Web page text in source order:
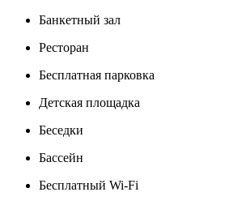
Банкетный зал
Ресторан
Бесплатная парковка
Детская площадка
Беседки
Бассейн
Бесплатный Wi-Fi